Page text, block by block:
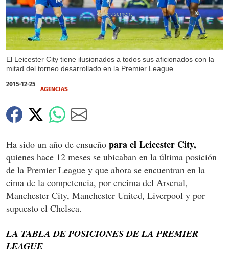
El Leicester City tiene ilusionados a todos sus aficionados con la
mitad del torneo desarrollado en la Premier League.
X
2015-12-25
AGENCIAS
Ha sido un año de ensueño para el Leicester City,
quienes hace 12 meses se ubicaban en la última posición
de la Premier League y que ahora se encuentran en la
cima de la competencia, por encima del Arsenal,
Manchester City, Manchester United, Liverpool y por
supuesto el Chelsea.
LA TABLA DE POSICIONES DE LA PREMIER
LEAGUE